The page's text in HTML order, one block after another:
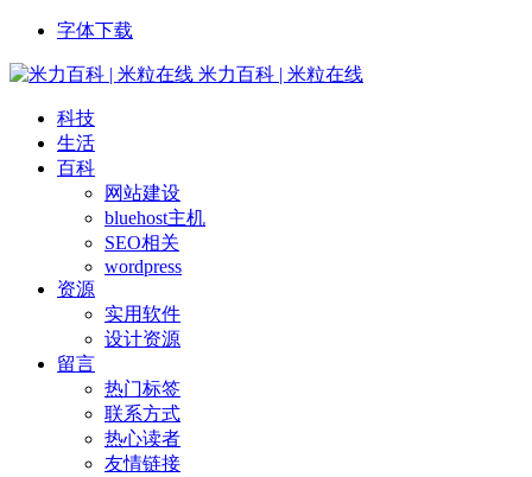
字体下载
米力百科 | 米粒在线
科技
生活
百科
网站建设
bluehost主机
SEO相关
wordpress
资源
实用软件
设计资源
留言
热门标签
联系方式
热心读者
友情链接